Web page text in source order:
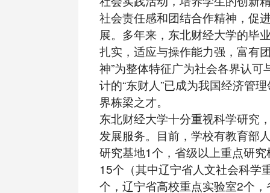
社会责任感和团结合作精神，促
展。多年来，东北财经大学的毕
扎实，适应与操作能力强，富有
神”为整体特征广为社会各界认可
计的“东财人”已成为我国经济管
界栋梁之才。
东北财经大学十分重视科学研究
发展服务。目前，学校有教育部
研究基地1个，省级以上重点研
15个（其中辽宁省人文社会科学
个，辽宁省高校重点实验室2个